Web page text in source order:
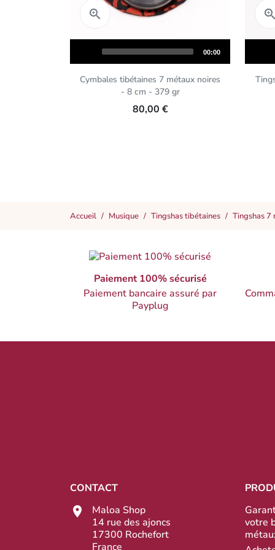
 Aperçu rapide
Total
00:00
Cymbales tibétaines 7 métaux noires
- 8 cm - 379 gr
80,00 €
Accueil Musique Tingshas tibétaines Tingshas 7
Paiement 100% sécurisé
Paiement bancaire assuré par
Payplug
CONTACT
Maloa Shop
14 rue des ajoncs
17300 Rochefort
France
votre